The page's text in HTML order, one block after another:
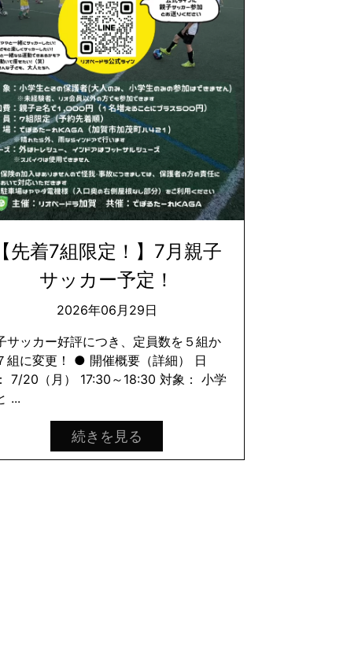
【先着7組限定！】7月親子
サッカー予定！
2026年06月29日
サッカー好評につき、定員数を５組か
組に変更！ ● 開催概要（詳細） 日
7/20（月） 17:30～18:30 対象： 小学
...
続きを見る